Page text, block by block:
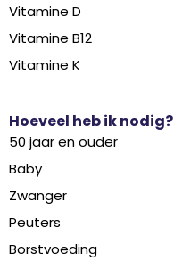
Vitamine D
Vitamine B12
Vitamine K
Hoeveel heb ik nodig?
50 jaar en ouder
Baby
Zwanger
Peuters
Borstvoeding